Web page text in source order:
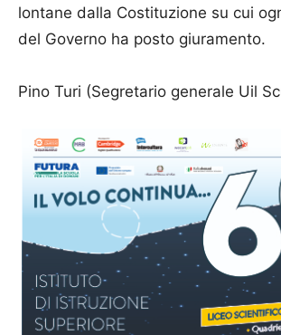
lontane dalla Costituzione su cui
del Governo ha posto giuramento.
Pino Turi (Segretario generale Uil